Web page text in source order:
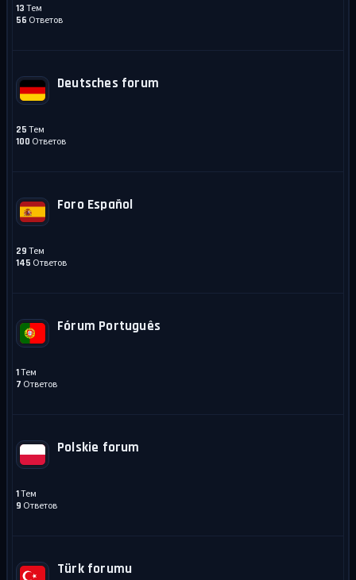
13 Тем
56 Ответов
Deutsches forum
25 Тем
100 Ответов
Foro Español
29 Тем
145 Ответов
Fórum Português
1Тем
7 Ответов
Polskie forum
1Тем
9 Ответов
Türk forumu